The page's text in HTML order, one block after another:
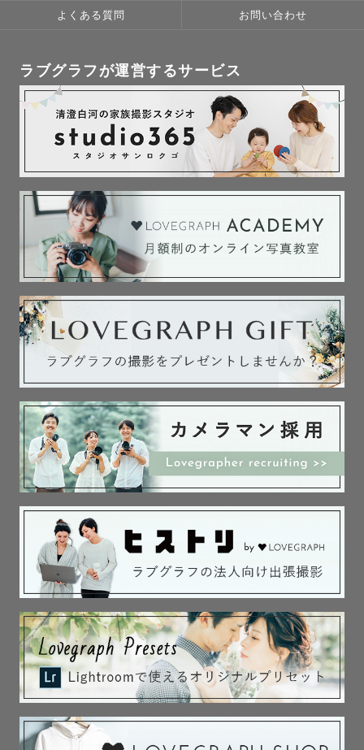
/   FOR  ENGLISH  SPEAKERS   /
Available in English :)
Hi! I'm a photographer Arisa, based in Tokyo and
Please feel free to call me “Arisa”😊
I have been to Canada to study English and work
for a year.
So please rest assured that I can communicate in
English without any problem✨
I'm looking forward to meeting you.
Thank you!
👤 私について 👤
はじめまして！
関東を中心に活動している “まるめも” です🕊️
現在は横浜市に住んでいますが、出身は関西(京都府)で
す。
関西でのご依頼も承れることもございますので、お気軽に
ご相談ください︎︎ ！
˗ˋˏ　撮影得意ジャンル　ˎˊ˗
小さなお子様がいるファミリー撮影 (子供と仲良くなるの
よくある質問 お問い合わせ
ラブグラフが運営するサービス